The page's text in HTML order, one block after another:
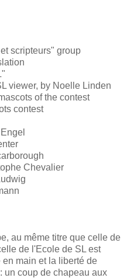
scripteurs" group
viewer, by Noelle Linden
of the contest
contest
Chevalier
au même titre que celle de
de l'Ecole de SL est
main et la liberté de
un coup de chapeau aux